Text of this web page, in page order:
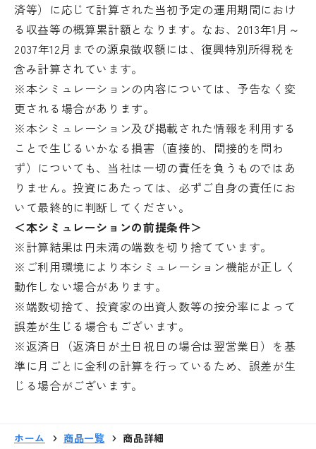
済等）に応じて計算された当初予定の運用期間におけ
る収益等の概算累計額となります。なお、2013年1月～
2037年12月までの源泉徴収額には、復興特別所得税を
含み計算されています。
※本シミュレーションの内容については、予告なく変
更される場合があります。
※本シミュレーション及び掲載された情報を利用する
ことで生じるいかなる損害（直接的、間接的を問わ
ず）についても、当社は一切の責任を負うものではあ
りません。投資にあたっては、必ずご自身の責任にお
いて最終的に判断してください。
＜本シミュレーションの前提条件＞
※計算結果は円未満の端数を切り捨てています。
※ご利用環境により本シミュレーション機能が正しく
動作しない場合があります。
※端数切捨て、投資家の出資人数等の按分率によって
誤差が生じる場合もございます。
※返済日（返済日が土日祝日の場合は翌営業日）を基
準に月ごとに金利の計算を行っているため、誤差が生
じる場合がございます。
ホーム 商品一覧 商品詳細